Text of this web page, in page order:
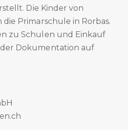
Die Kinder von
Primarschule in Rorbas.
zu Schulen und Einkauf
Dokumentation auf